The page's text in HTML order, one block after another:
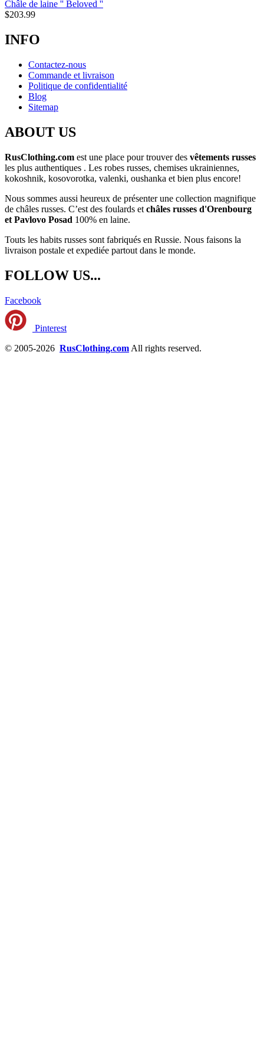
Châle de laine '' Beloved ''
$203.99
INFO
Contactez-nous
Commande et livraison
Politique de confidentialité
Blog
Sitemap
ABOUT US
RusClothing.com est une place pour trouver des vêtements russes
les plus authentiques . Les robes russes, chemises ukrainiennes,
kokoshnik, kosovorotka, valenki, oushanka et bien plus encore!
Nous sommes aussi heureux de présenter une collection magnifique
de châles russes. C’est des foulards et châles russes d'Orenbourg
et Pavlovo Posad 100% en laine.
Touts les habits russes sont fabriqués en Russie. Nous faisons la
livraison postale et expediée partout dans le monde.
FOLLOW US...
Facebook
Pinterest
© 2005-2026 RusClothing.com All rights reserved.